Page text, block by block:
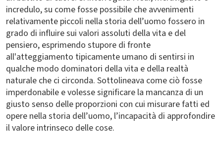
incredulo, su come fosse possibile che avvenimenti
relativamente piccoli nella storia dell’uomo fossero in
grado di influire sui valori assoluti della vita e del
pensiero, esprimendo stupore di fronte
all'atteggiamento tipicamente umano di sentirsi in
qualche modo dominatori della vita e della realtà
naturale che ci circonda. Sottolineava come ciò fosse
imperdonabile e volesse significare la mancanza di un
giusto senso delle proporzioni con cui misurare fatti ed
opere nella storia dell’uomo, l’incapacità di approfondire
il valore intrinseco delle cose.